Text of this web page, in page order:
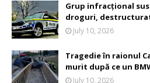
Grup infracțional
droguri,
July 10, 2026
Tragedie în raionul
murit după ce un
July 10, 2026